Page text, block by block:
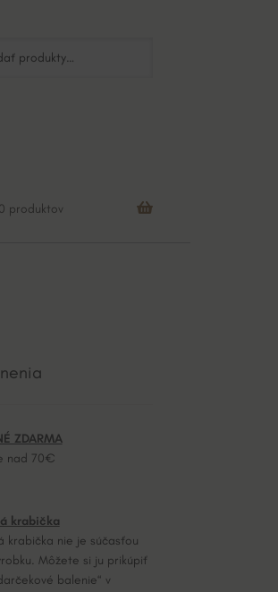
0 produktov
ZDARMA
nad 70€
krabička
krabička nie je súčasťou
Môžete si ju prikúpiť
balenie“ v